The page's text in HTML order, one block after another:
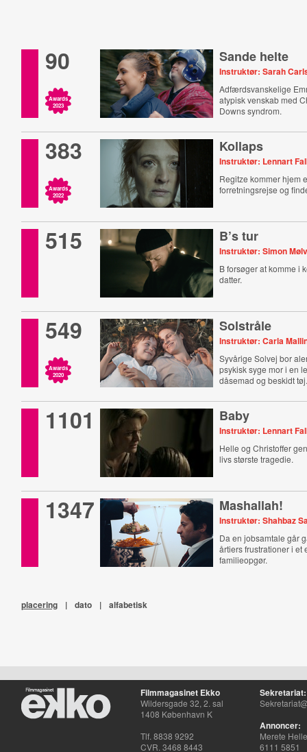
90
Awards
2023
Sande helte
Instruktør: Sarah
Adfærdsvanskelige
atypisk venskab med
Downs syndrom.
383
Awards
2022
Kollaps
Instruktør: Lennart
Regitze kommer hjem
forretningsrejse og
515 B’s tur
Instruktør: Simon
B forsøger at komme i
datter.
549
Awards
2020
Solstråle
Instruktør: Carla
Syvårige Solvej bor
psykisk syge mor i en
dåsemad og beskidt
1101 Baby
Instruktør: Lennart
Helle og Christoffer
livs største tragedie.
1347 Mashallah!
Instruktør: Shahbaz
Da en jobsamtale går
årtiers frustrationer i et
familieopgør.
placering | dato | alfabetisk
Filmmagasinet Ekko
Wildersgade 32, 2. sal
1408 København K
Tlf. 8838 9292
CVR. 3468 8443
Sekretariat:
Annoncer:
Merete
6111 5851